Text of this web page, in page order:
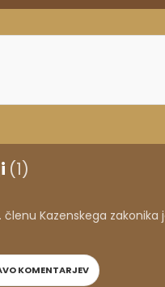
(1)
členu Kazenskega
KOMENTARJEV